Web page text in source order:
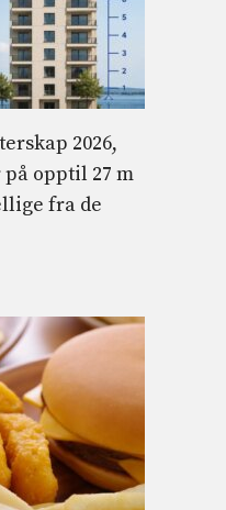
2026,
opptil 27 m
fra de